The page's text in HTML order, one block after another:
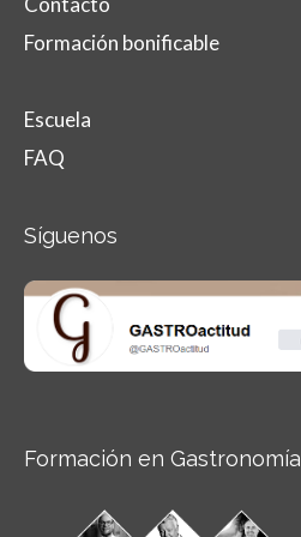
Formación bonificable
Escuela
FAQ
Síguenos
Formación en Gastronomía